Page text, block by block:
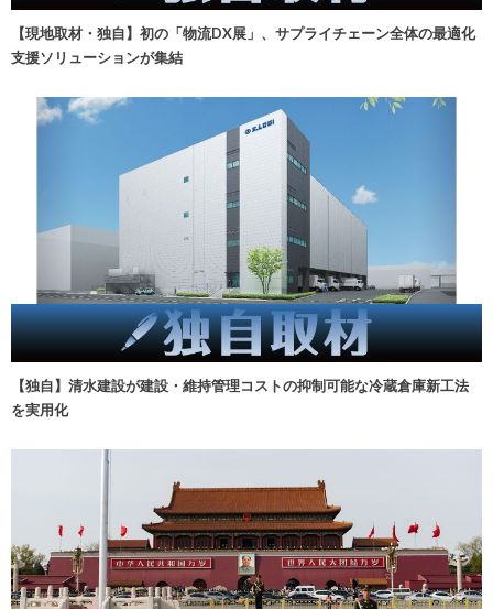
【現地取材・独自】初の「物流DX展」、サプライチェーン全体の最適化
支援ソリューションが集結
【独自】清水建設が建設・維持管理コストの抑制可能な冷蔵倉庫新工法
を実用化